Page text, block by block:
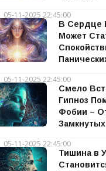
05-11-2025 22:45:00
В Сердце
Может
05-11-2025 22:45:00
Смело
Гипноз
Фобии –
05-11-2025 22:45:00
Тишина в